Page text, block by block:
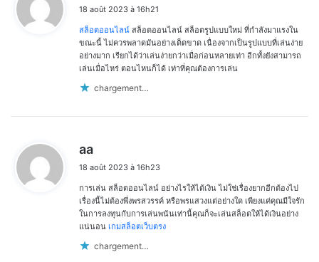
t
:
18 août 2023 à 16h21
สล็อตออนไลน์ สล็อตออนไลน์ สล็อตรูปแบบใหม่ ที่กำลังมาแรงใน
ขณะนี้ ไม่ควรพลาดมันอย่างเด็ดขาด เนื่องจากเป็นรูปแบบที่เล่นง่าย
อย่างมาก เรียกได้ว่าเล่นง่ายกว่าเมื่อก่อนหลายเท่า อีกทั้งยังสามารถ
เล่นเมื่อไหร่ ตอนไหนก็ได้ เท่าที่คุณต้องการเล่น
chargement…
aa
t
:
18 août 2023 à 16h23
การเล่น สล็อตออนไลน์ อย่างไรให้ได้เงิน ไม่ใช่เรื่องยากอีกต้องไป
เรื่องนี้ไม่ต้องพึ่งพรสวรรค์ หรือพรแสวงแต่อย่างใด เพียงแค่คุณมีใจรัก
ในการลงทุนกับการเล่นพนันเท่านี้คุณก็จะเล่นสล็อตให้ได้เงินอย่าง
แน่นอน เกมสล็อตเว็บตรง
chargement…